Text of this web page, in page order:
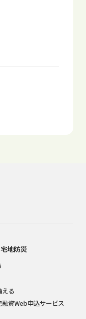
地防災
える
融資Web申込サービス